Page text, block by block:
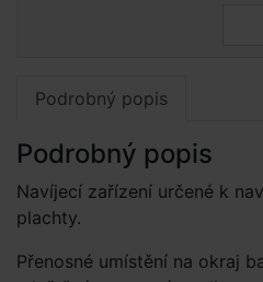
Podrobný popis
Podrobný popis
Navíjecí zařízení určené k
plachty.
Přenosné umístění na okraj